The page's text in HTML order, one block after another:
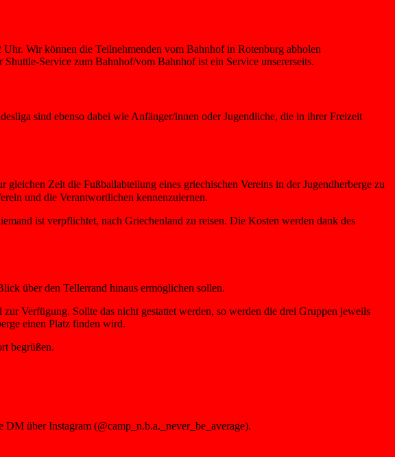
Wir können die Teilnehmenden vom Bahnhof in Rotenburg abholen
Service zum Bahnhof/vom Bahnhof ist ein Service unsererseits.
sind ebenso dabei wie Anfänger/innen oder Jugendliche, die in ihrer Freizeit
Zeit die Fußballabteilung eines griechischen Vereins in der Jugendherberge zu
und die Verantwortlichen kennenzulernen.
ist verpflichtet, nach Griechenland zu reisen. Die Kosten werden dank des
über den Tellerrand hinaus ermöglichen sollen.
Verfügung. Sollte das nicht gestattet werden, so werden die drei Gruppen jeweils
einen Platz finden wird.
begrüßen.
über Instagram (@camp_n.b.a._never_be_average).